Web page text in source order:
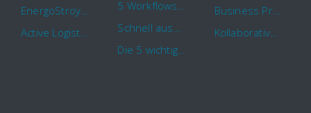
Die 5 wichtigsten Vorteile eines guten Geschäftsprozessmanagement (GPM)
Business Process Management mit MS Outlook